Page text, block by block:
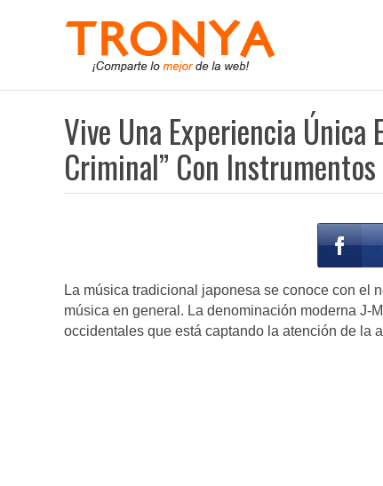
Vive Una Experiencia Única
Criminal” Con
La música tradicional japonesa se conoce con el
música en general. La denominación moderna J-
occidentales que está captando la atención de la